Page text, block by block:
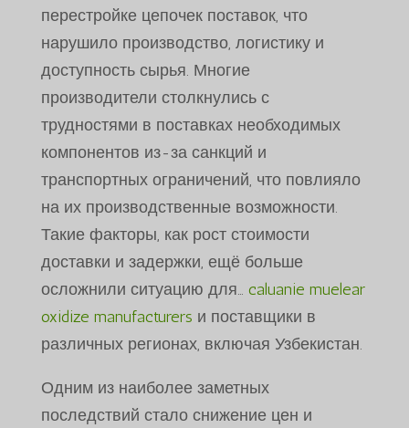
перестройке цепочек поставок, что
нарушило производство, логистику и
доступность сырья. Многие
производители столкнулись с
трудностями в поставках необходимых
компонентов из-за санкций и
транспортных ограничений, что повлияло
на их производственные возможности.
Такие факторы, как рост стоимости
доставки и задержки, ещё больше
осложнили ситуацию для… caluanie muelear
oxidize manufacturers и поставщики в
различных регионах, включая Узбекистан.
Одним из наиболее заметных
последствий стало снижение цен и